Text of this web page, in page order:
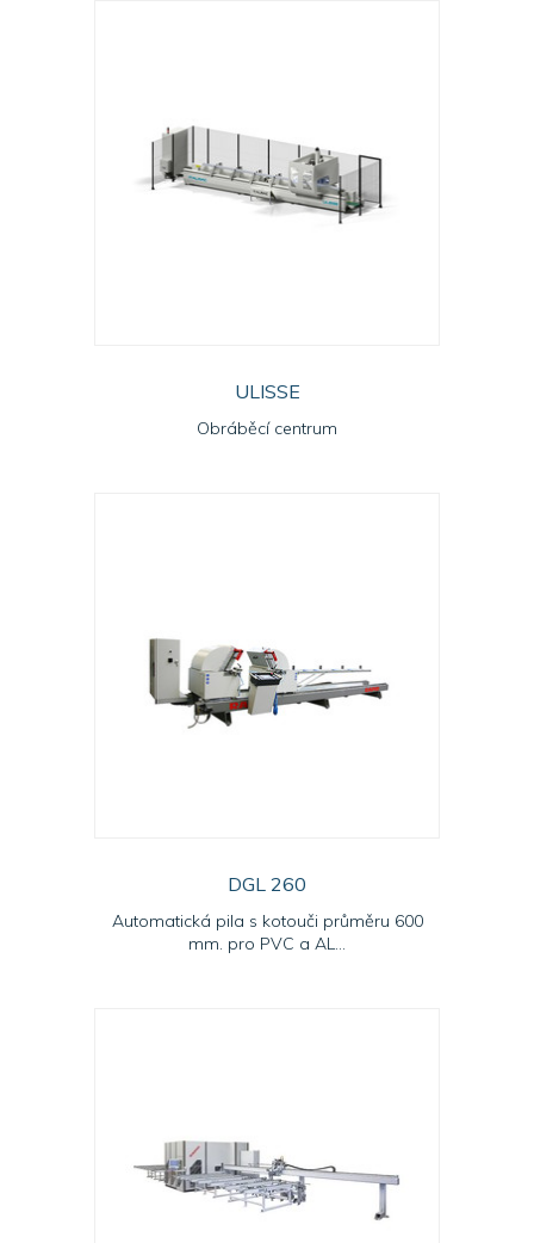
ULISSE
Obráběcí centrum
DGL 260
Automatická pila s kotouči průměru 600
mm. pro PVC a AL...